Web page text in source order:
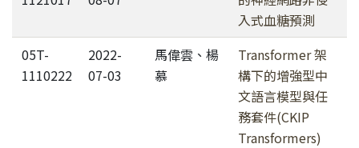
入式血糖預測
05T-
1110222
2022-
07-03
馬偉雲、楊
慕
Transformer 架
構下的增強型中
文語言模型與任
務套件(CKIP
Transformers)